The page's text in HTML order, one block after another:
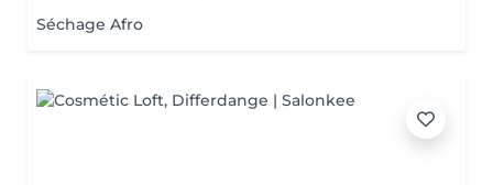
Séchage Afro